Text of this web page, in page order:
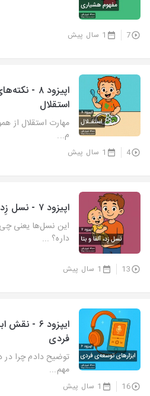
7 1 سال پیش
اپیزود ۸ -
استقلال
مهارت استقلال از
م...
4 1 سال پیش
این نسل‌ها یعنی
داره؟ ...
13 1 سال پیش
ایپزود ۶ -
فردی⁩
توضیح دادم چرا در
مهم...
16 1 سال پیش